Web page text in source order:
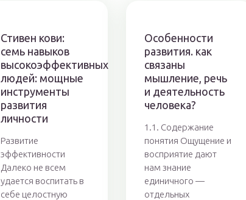
Стивен кови:
семь навыков
высокоэффективных
людей: мощные
инструменты
развития
личности
Развитие
эффективности
Далеко не всем
удается воспитать в
себе целостную
Особенности
развития. как
связаны
мышление, речь
и деятельность
человека?
1.1. Содержание
понятия Ощущение и
восприятие дают
нам знание
единичного —
отдельных